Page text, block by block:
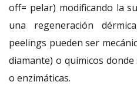
off= pelar) modificando la
una regeneración
peelings pueden ser
diamante) o químicos
o enzimáticas.